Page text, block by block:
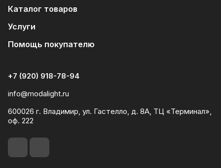
Каталог товаров
Услуги
Помощь покупателю
+7 (920) 918-78-94
info@modalight.ru
600026 г. Владимир, ул. Гастелло, д. 8А, ТЦ «Терминал»,
оф. 222